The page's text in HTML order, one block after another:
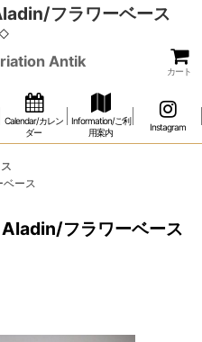
フラワーベース
◇
Antik
カート
Calendar/カレン
ダー
Information/ご利
用案内
Instagram
ース
フラワーベース